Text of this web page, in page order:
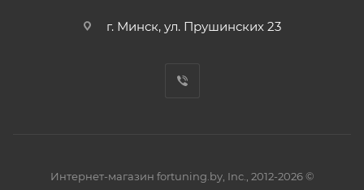
г. Минск, ул. Прушинских 23
Интернет-магазин fortuning.by, Inc., 2012-2026 ©